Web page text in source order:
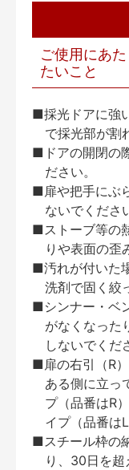
ご使用にあ
たいこと
■採光ドアに強
で採光部が割
■ドアの開閉の
ださい。
■扉や把手にぶ
ないでくださ
■ストーブ等の
りや表面の歪
■汚れが付いた
洗剤で固く絞
■シンナー・ベ
がなくなった
しないでくだ
■扉の右引（R
ある側に立っ
プ（品番はR
イプ（品番はL
■スチール枠の
り、30日を